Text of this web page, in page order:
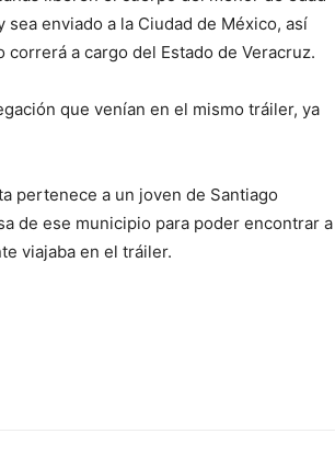
enviado a la Ciudad de México, así
a cargo del Estado de Veracruz.
que venían en el mismo tráiler, ya
pertenece a un joven de Santiago
de ese municipio para poder encontrar a
viajaba en el tráiler.